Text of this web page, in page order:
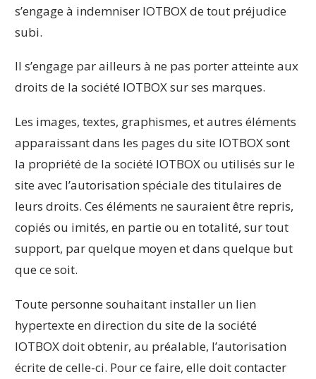
s’engage à indemniser IOTBOX de tout préjudice
subi.
Il s’engage par ailleurs à ne pas porter atteinte aux
droits de la société IOTBOX sur ses marques.
Les images, textes, graphismes, et autres éléments
apparaissant dans les pages du site IOTBOX sont
la propriété de la société IOTBOX ou utilisés sur le
site avec l’autorisation spéciale des titulaires de
leurs droits. Ces éléments ne sauraient être repris,
copiés ou imités, en partie ou en totalité, sur tout
support, par quelque moyen et dans quelque but
que ce soit.
Toute personne souhaitant installer un lien
hypertexte en direction du site de la société
IOTBOX doit obtenir, au préalable, l’autorisation
écrite de celle-ci. Pour ce faire, elle doit contacter